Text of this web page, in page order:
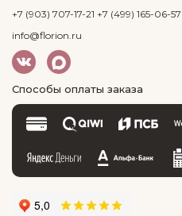
+7 (903) 707-17-21 +7 (499) 165-06-57
info@florion.ru
Способы оплаты заказа